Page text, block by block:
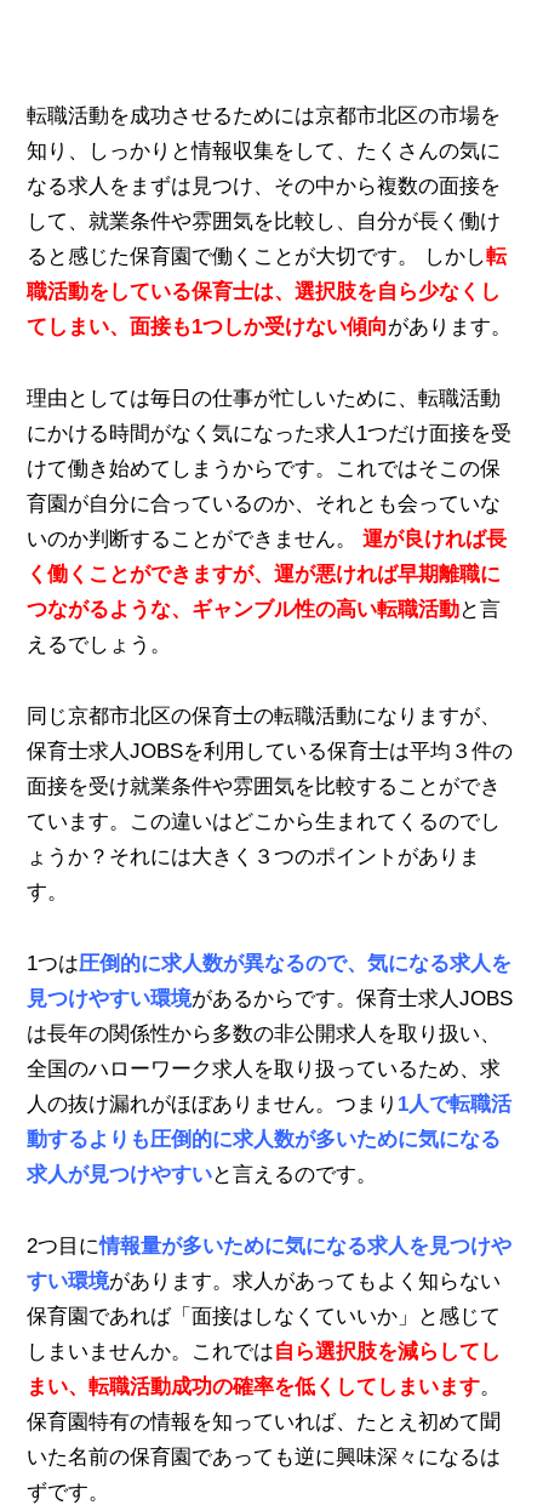
転職活動を成功させるためには京都市北区の市場を
知り、しっかりと情報収集をして、たくさんの気に
なる求人をまずは見つけ、その中から複数の面接を
して、就業条件や雰囲気を比較し、自分が長く働け
ると感じた保育園で働くことが大切です。 しかし転
職活動をしている保育士は、選択肢を自ら少なくし
てしまい、面接も1つしか受けない傾向があります。
理由としては毎日の仕事が忙しいために、転職活動
にかける時間がなく気になった求人1つだけ面接を受
けて働き始めてしまうからです。これではそこの保
育園が自分に合っているのか、それとも会っていな
いのか判断することができません。運が良ければ長
く働くことができますが、運が悪ければ早期離職に
つながるような、ギャンブル性の高い転職活動と言
えるでしょう。
同じ京都市北区の保育士の転職活動になりますが、
保育士求人JOBSを利用している保育士は平均３件の
面接を受け就業条件や雰囲気を比較することができ
ています。この違いはどこから生まれてくるのでし
ょうか？それには大きく３つのポイントがありま
す。
1つは圧倒的に求人数が異なるので、気になる求人を
見つけやすい環境があるからです。保育士求人JOBS
は長年の関係性から多数の非公開求人を取り扱い、
全国のハローワーク求人を取り扱っているため、求
人の抜け漏れがほぼありません。つまり 1人で転職活
動するよりも圧倒的に求人数が多いために気になる
求人が見つけやすいと言えるのです。
2つ目に情報量が多いために気になる求人を見つけや
すい環境があります。求人があってもよく知らない
保育園であれば「面接はしなくていいか」と感じて
しまいませんか。これでは自ら選択肢を減らしてし
まい、転職活動成功の確率を低くしてしまいます。
保育園特有の情報を知っていれば、たとえ初めて聞
いた名前の保育園であっても逆に興味深々になるは
ずです。